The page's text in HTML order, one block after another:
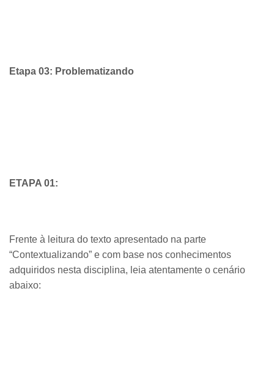
Etapa 03: Problematizando
ETAPA 01:
Frente à leitura do texto apresentado na parte
“Contextualizando” e com base nos conhecimentos
adquiridos nesta disciplina, leia atentamente o cenário
abaixo: